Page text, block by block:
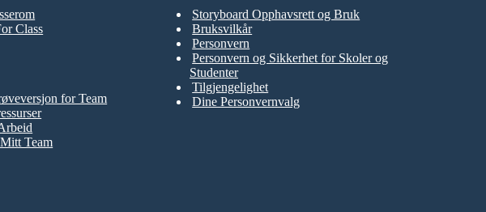
Class
for Team
Team
Storyboard Opphavsrett og Bruk
Bruksvilkår
Personvern
Personvern og Sikkerhet for Skoler og
Studenter
Tilgjengelighet
Dine Personvernvalg